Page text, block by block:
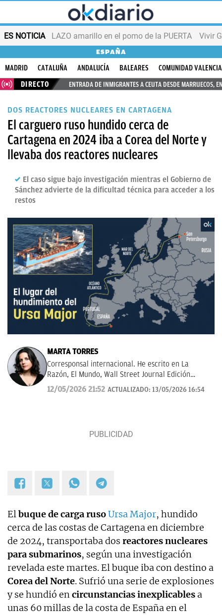
ES NOTICIA LAZO amarillo en el pomo de la PUERTA Vivir
ESPAÑA
MADRID CATALUÑA ANDALUCÍA BALEARES
COMUNIDAD
DIRECTO
ENTRADA DE INMIGRANTES A CEUTA DESDE MARRUECOS,
DOS REACTORES NUCLEARES EN CARTAGENA
El carguero ruso hundido cerca de
Cartagena en 2024 iba a Corea del Norte y
llevaba dos reactores nucleares
El caso sigue bajo investigación mientras el Gobierno de
Sánchez advierte de la dificultad técnica para acceder a los
restos
MARTA TORRES
Corresponsal internacional. He escrito en La
Razón, El Mundo, Wall Street Journal Edición
Américas.
12/05/2026 21:52 ACTUALIZADO: 13/05/2026 16:54
Elbuque de carga rusoUrsa Major, hundido
cerca de las costas de Cartagena en diciembre
de 2024, transportaba dos reactores nucleares
para submarinos, según una investigación
revelada este martes. El buque iba con destino a
Corea del Norte. Sufrió una serie de explosiones
y se hundió encircunstancias inexplicables a
unas 60 millas de la costa de España en el